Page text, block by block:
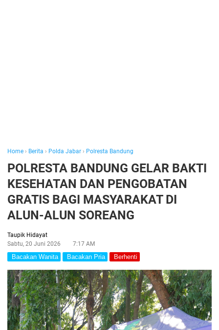
Home › Berita › Polda Jabar › Polresta Bandung
POLRESTA BANDUNG GELAR BAKTI
KESEHATAN DAN PENGOBATAN
GRATIS BAGI MASYARAKAT DI
ALUN-ALUN SOREANG
Taupik Hidayat
Sabtu, 20 Juni 2026
7:17 AM
Bacakan Wanita Bacakan Pria Berhenti